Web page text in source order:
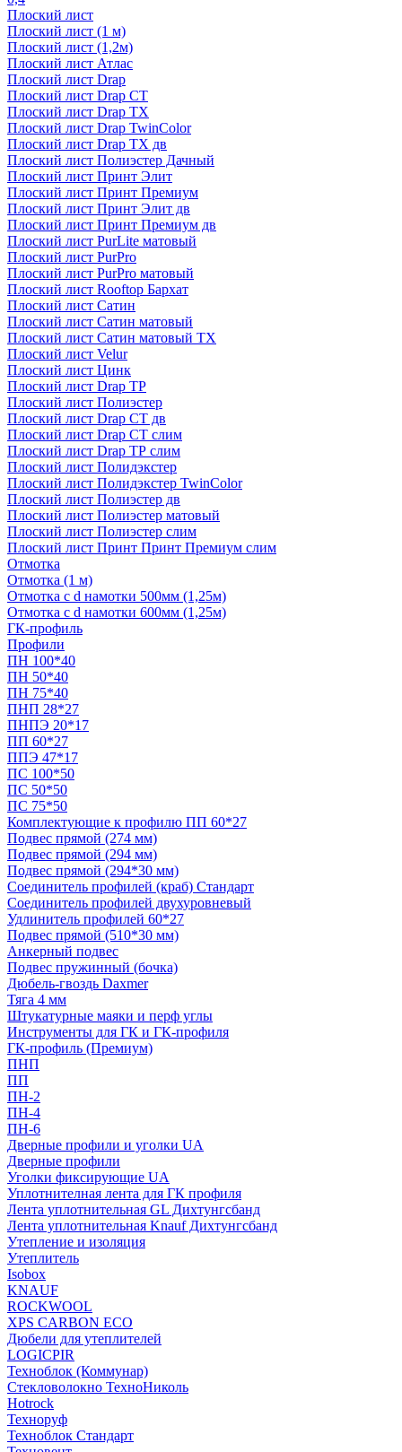
Плоский лист
Плоский лист (1 м)
Плоский лист (1,2м)
Плоский лист Атлас
Плоский лист Drap
Плоский лист Drap СТ
Плоский лист Drap TX
Плоский лист Drap TwinColor
Плоский лист Drap ТХ дв
Плоский лист Полиэстер Дачный
Плоский лист Принт Элит
Плоский лист Принт Премиум
Плоский лист Принт Элит дв
Плоский лист Принт Премиум дв
Плоский лист PurLite матовый
Плоский лист PurPro
Плоский лист PurPro матовый
Плоский лист Rooftop Бархат
Плоский лист Сатин
Плоский лист Сатин матовый
Плоский лист Сатин матовый TX
Плоский лист Velur
Плоский лист Цинк
Плоский лист Drap ТР
Плоский лист Полиэстер
Плоский лист Drap СТ дв
Плоский лист Drap СТ слим
Плоский лист Drap ТР слим
Плоский лист Полидэкстер
Плоский лист Полидэкстер TwinColor
Плоский лист Полиэстер дв
Плоский лист Полиэстер матовый
Плоский лист Полиэстер слим
Плоский лист Принт Принт Премиум слим
Отмотка
Отмотка (1 м)
Отмотка с d намотки 500мм (1,25м)
Отмотка с d намотки 600мм (1,25м)
ГК-профиль
Профили
ПН 100*40
ПН 50*40
ПН 75*40
ПНП 28*27
ПНПЭ 20*17
ПП 60*27
ППЭ 47*17
ПС 100*50
ПС 50*50
ПС 75*50
Комплектующие к профилю ПП 60*27
Подвес прямой (274 мм)
Подвес прямой (294 мм)
Подвес прямой (294*30 мм)
Соединитель профилей (краб) Стандарт
Соединитель профилей двухуровневый
Удлинитель профилей 60*27
Подвес прямой (510*30 мм)
Анкерный подвес
Подвес пружинный (бочка)
Дюбель-гвоздь Daxmer
Тяга 4 мм
Штукатурные маяки и перф углы
Инструменты для ГК и ГК-профиля
ГК-профиль (Премиум)
ПНП
ПП
ПН-2
ПН-4
ПН-6
Дверные профили и уголки UA
Дверные профили
Уголки фиксирующие UA
Уплотнителная лента для ГК профиля
Лента уплотнительная GL Дихтунгсбанд
Лента уплотнительная Knauf Дихтунгсбанд
Утепление и изоляция
Утеплитель
Isobox
KNAUF
ROCKWOOL
XPS CARBON ECO
Дюбели для утеплителей
LOGICPIR
Техноблок (Коммунар)
Стекловолокно ТехноНиколь
Hotrock
Технoруф
Техноблок Стандарт